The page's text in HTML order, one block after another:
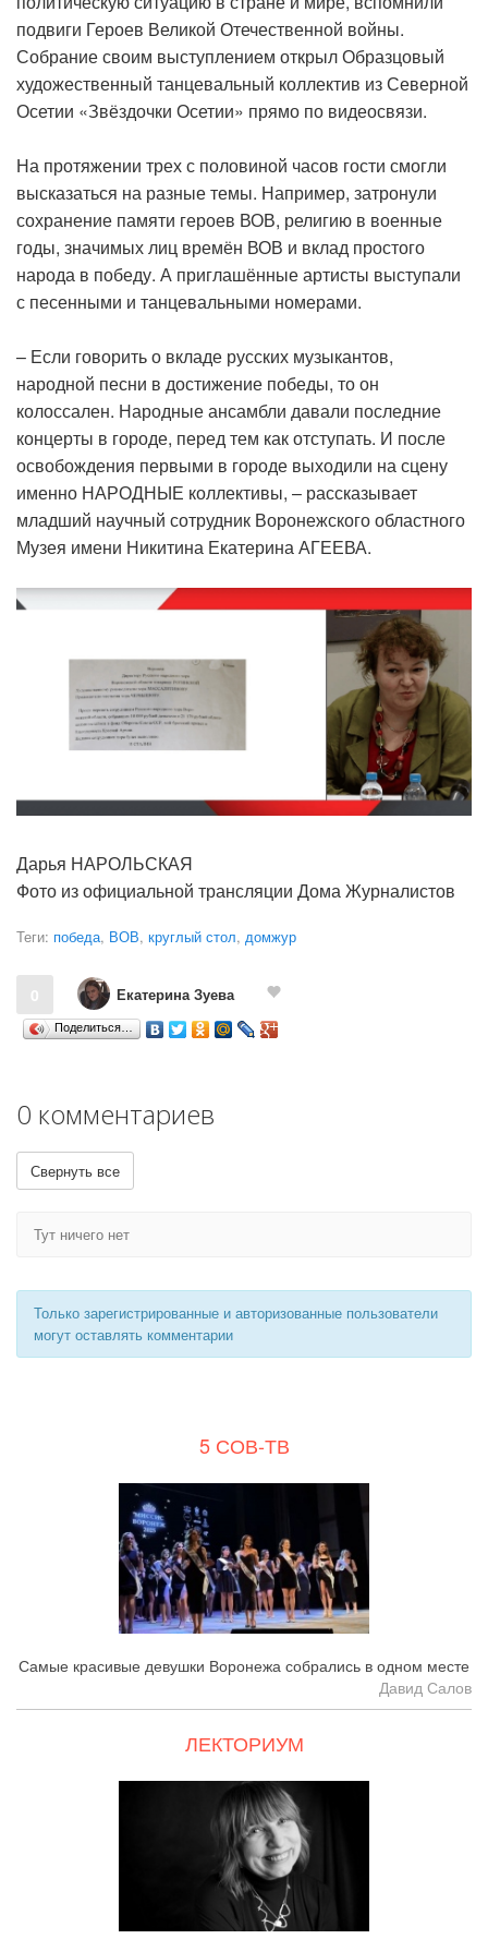
подвиги Героев Великой Отечественной войны.
Собрание своим выступлением открыл Образцовый
художественный танцевальный коллектив из Северной
Осетии «Звёздочки Осетии» прямо по видеосвязи.
На протяжении трех с половиной часов гости смогли
высказаться на разные темы. Например, затронули
сохранение памяти героев ВОВ, религию в военные
годы, значимых лиц времён ВОВ и вклад простого
народа в победу. А приглашённые артисты выступали
с песенными и танцевальными номерами.
– Если говорить о вкладе русских музыкантов,
народной песни в достижение победы, то он
колоссален. Народные ансамбли давали последние
концерты в городе, перед тем как отступать. И после
освобождения первыми в городе выходили на сцену
именно НАРОДНЫЕ коллективы, – рассказывает
младший научный сотрудник Воронежского областного
Музея имени Никитина Екатерина АГЕЕВА.
Дарья НАРОЛЬСКАЯ
Фото из официальной трансляции Дома Журналистов
Теги: победа, ВОВ, круглый стол, домжур
0 Екатерина Зуева
Поделиться…
0 комментариев
Свернуть все
Тут ничего нет
Только зарегистрированные и авторизованные пользователи
могут оставлять комментарии
5 СОВ-ТВ
Самые красивые девушки Воронежа собрались в одном месте
Давид Салов
ЛЕКТОРИУМ